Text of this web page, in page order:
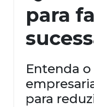
para
Entenda
para